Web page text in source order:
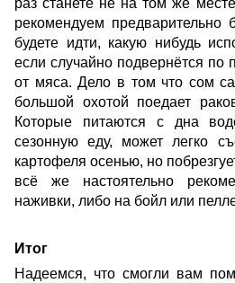
раз станете не на том же
рекомендуем предварительно
будете идти, какую нибудь
если случайно подвернётся по
от мяса. Дело в том что сом
большой охотой поедает
Которые питаются с дна
сезонную еду, может легко
картофеля осенью, но
всё же настоятельно
наживки, либо на бойл или
Итог
Надеемся, что смогли вам